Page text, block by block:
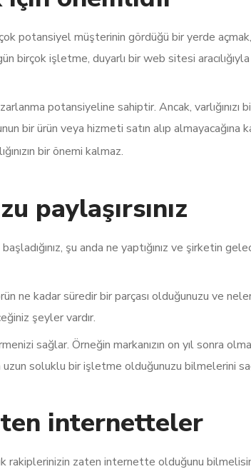
potansiyel müşterinin gördüğü bir yerde
birçok işletme, duyarlı bir web sitesi
potansiyeline sahiptir. Ancak,
bir ürün veya hizmeti satın alıp
bir önemi kalmaz.
paylaşırsınız
şu anda ne yaptığınız ve şirketin
ne kadar süredir bir parçası olduğunuzu ve
şeyler vardır.
sağlar. Örneğin markanızın on yıl sonra
soluklu bir işletme olduğunuzu bilmelerini
internetteler
rakiplerinizin zaten internette olduğunu